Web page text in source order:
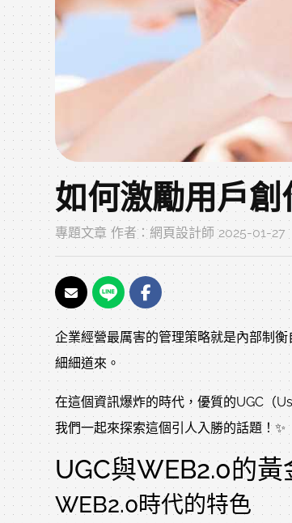
如何激勵用戶創
專題文章 作者： 網頁設計師 2025-01-27
企業經營最厲害的管理策略就是內部制
細細道來。
在這個資訊爆炸的時代，優質的UGC（
我們一起來探索這個引人入勝的話題！✨
UGC與WEB2.0的黃
WEB2.0時代的特色